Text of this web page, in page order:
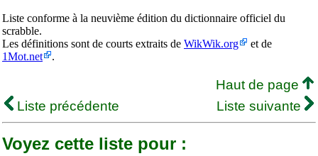
Liste conforme à la neuvième édition du dictionnaire officiel du
scrabble.
Les définitions sont de courts extraits de WikWik.org
et de
1Mot.net
.
Haut de page
Liste précédente
Liste suivante
Voyez cette liste pour :